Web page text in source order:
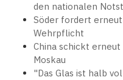
den nationalen
Söder fordert
Wehrpflicht
China schickt
Moskau
"Das Glas ist halb